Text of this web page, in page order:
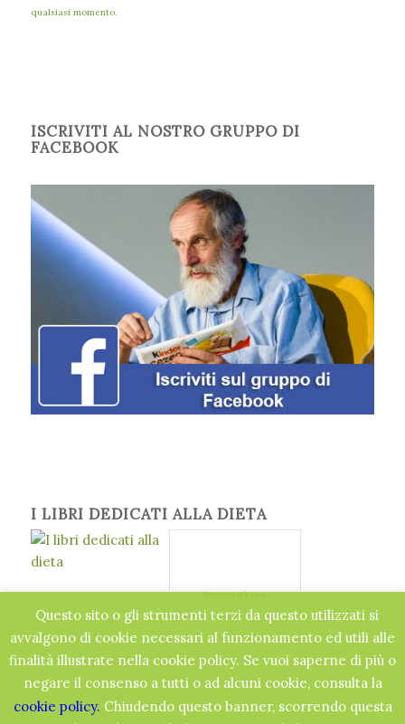
qualsiasi momento.
ISCRIVITI AL NOSTRO GRUPPO DI
FACEBOOK
I LIBRI DEDICATI ALLA DIETA
Pubblicità qui
Questo sito o gli strumenti terzi da questo utilizzati si
avvalgono di cookie necessari al funzionamento ed utili alle
finalità illustrate nella cookie policy. Se vuoi saperne di più o
negare il consenso a tutti o ad alcuni cookie, consulta la
cookie policy. Chiudendo questo banner, scorrendo questa